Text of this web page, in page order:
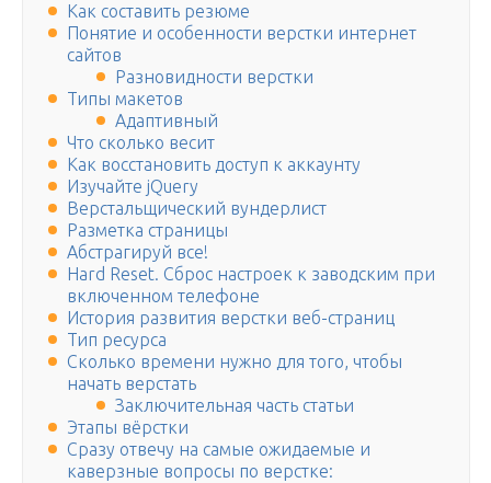
Как составить резюме
Понятие и особенности верстки интернет
сайтов
Разновидности верстки
Типы макетов
Адаптивный
Что сколько весит
Как восстановить доступ к аккаунту
Изучайте jQuery
Верстальщический вундерлист
Разметка страницы
Абстрагируй все!
Hard Reset. Сброс настроек к заводским при
включенном телефоне
История развития верстки веб-страниц
Тип ресурса
Сколько времени нужно для того, чтобы
начать верстать
Заключительная часть статьи
Этапы вёрстки
Сразу отвечу на самые ожидаемые и
каверзные вопросы по верстке: